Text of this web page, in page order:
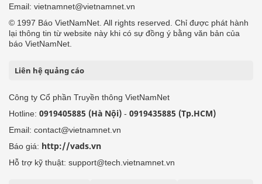
Email: vietnamnet@vietnamnet.vn
© 1997 Báo VietNamNet. All rights reserved. Chỉ được phát hành
lại thông tin từ website này khi có sự đồng ý bằng văn bản của
báo VietNamNet.
Liên hệ quảng cáo
Công ty Cổ phần Truyền thông VietNamNet
Hotline: 0919405885 (Hà Nội) - 0919435885 (Tp.HCM)
Email: contact@vietnamnet.vn
Báo giá: http://vads.vn
Hỗ trợ kỹ thuật: support@tech.vietnamnet.vn